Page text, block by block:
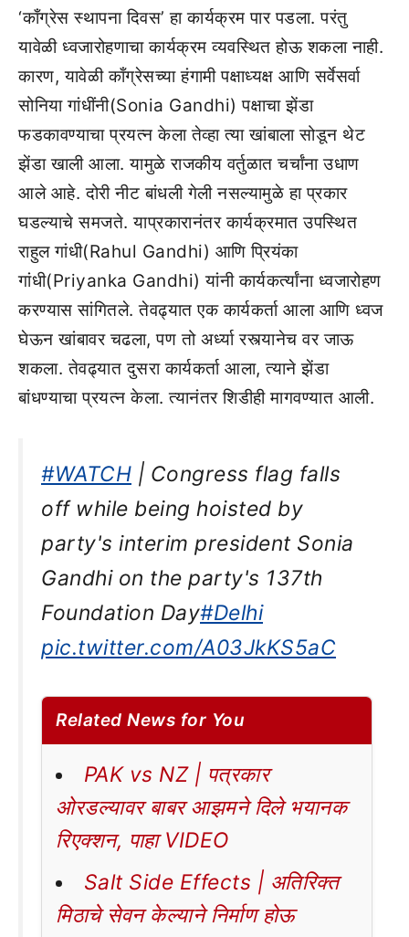
‘काँग्रेस स्थापना दिवस’ हा कार्यक्रम पार पडला. परंतु
यावेळी ध्वजारोहणाचा कार्यक्रम व्यवस्थित होऊ शकला नाही.
कारण, यावेळी काँग्रेसच्या हंगामी पक्षाध्यक्ष आणि सर्वेसर्वा
सोनिया गांधींनी(Sonia Gandhi) पक्षाचा झेंडा
फडकावण्याचा प्रयत्न केला तेव्हा त्या खांबाला सोडून थेट
झेंडा खाली आला. यामुळे राजकीय वर्तुळात चर्चांना उधाण
आले आहे. दोरी नीट बांधली गेली नसल्यामुळे हा प्रकार
घडल्याचे समजते. याप्रकारानंतर कार्यक्रमात उपस्थित
राहुल गांधी(Rahul Gandhi) आणि प्रियंका
गांधी(Priyanka Gandhi) यांनी कार्यकर्त्यांना ध्वजारोहण
करण्यास सांगितले. तेवढ्यात एक कार्यकर्ता आला आणि ध्वज
घेऊन खांबावर चढला, पण तो अर्ध्या रस्त्यानेच वर जाऊ
शकला. तेवढ्यात दुसरा कार्यकर्ता आला, त्याने झेंडा
बांधण्याचा प्रयत्न केला. त्यानंतर शिडीही मागवण्यात आली.
#WATCH | Congress flag falls
off while being hoisted by
party's interim president Sonia
Gandhi on the party's 137th
Foundation Day#Delhi
pic.twitter.com/A03JkKS5aC
Related News for You
PAK vs NZ | पत्रकार
ओरडल्यावर बाबर आझमने दिले भयानक
रिएक्शन, पाहा VIDEO
Salt Side Effects | अतिरिक्त
मिठाचे सेवन केल्याने निर्माण होऊ